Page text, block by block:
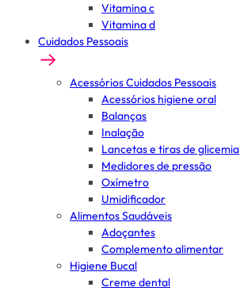
Vitamina c
Vitamina d
Cuidados Pessoais
Acessórios Cuidados Pessoais
Acessórios higiene oral
Balanças
Inalação
Lancetas e tiras de glicemia
Medidores de pressão
Oxímetro
Umidificador
Alimentos Saudáveis
Adoçantes
Complemento alimentar
Higiene Bucal
Creme dental